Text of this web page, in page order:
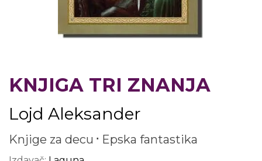
KNJIGA TRI ZNANJA
Lojd Aleksander
Knjige za decu Epska fantastika